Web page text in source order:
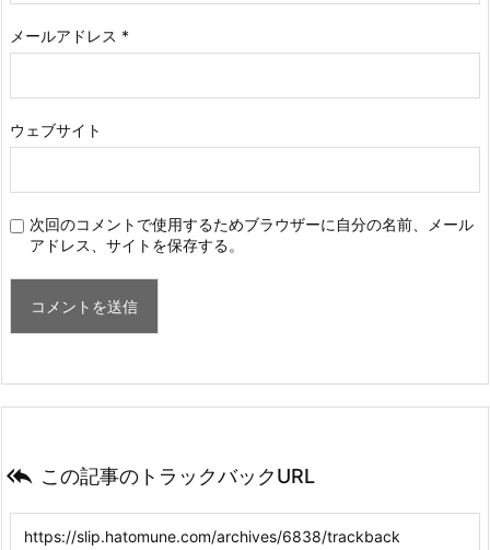
メールアドレス *
ウェブサイト
次回のコメントで使用するためブラウザーに自分の名前、メール
アドレス、サイトを保存する。
 この記事のトラックバックURL